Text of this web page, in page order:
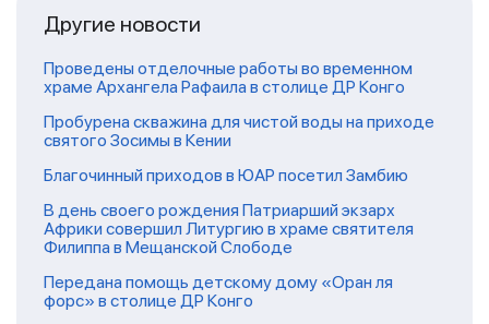
Другие новости
Проведены отделочные работы во временном
храме Архангела Рафаила в столице ДР Конго
Пробурена скважина для чистой воды на приходе
святого Зосимы в Кении
Благочинный приходов в ЮАР посетил Замбию
В день своего рождения Патриарший экзарх
Африки совершил Литургию в храме святителя
Филиппа в Мещанской Слободе
Передана помощь детскому дому «Оран ля
форс» в столице ДР Конго